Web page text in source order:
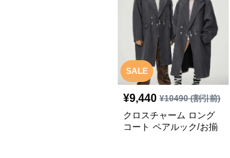
SALE
¥9,440 ¥10490(割引前)
クロスチャーム ロング
コート ペアルック/お揃